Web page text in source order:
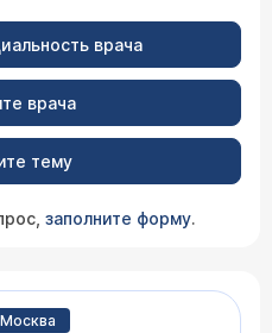
врача
врача
тему
заполните форму.